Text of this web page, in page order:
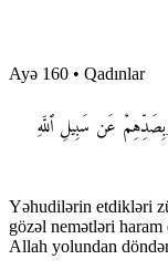
Ayə 160 • Qadınlar
عَن سَبِيلِ ٱللَّهِ
Yəhudilərin etdikləri
gözəl nemətləri
Allah yolundan